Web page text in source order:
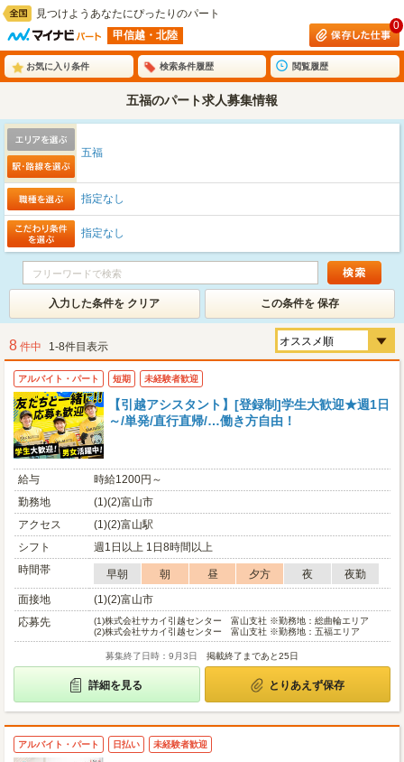
見つけようあなたにぴったりのパート
甲信越・北陸
0
お気に入り条件 検索条件履歴 閲覧履歴
五福のパート求人募集情報
五福
指定なし
指定なし
入力した条件を クリア この条件を 保存
8 件中 1-8件目表示
アルバイト・パート 短期 未経験者歓迎
【引越アシスタント】[登録制]学生大歓迎★週1日
～/単発/直行直帰/…働き方自由！
給与
時給1200円～
勤務地
(1)(2)富山市
アクセス
(1)(2)富山駅
シフト
週1日以上 1日8時間以上
時間帯
早朝 朝 昼 夕方 夜
夜勤
面接地
(1)(2)富山市
応募先
(1)株式会社サカイ引越センター 富山支社 ※勤務地：総曲輪エリア
(2)株式会社サカイ引越センター 富山支社 ※勤務地：五福エリア
募集終了日時：9月3日 掲載終了まであと25日
詳細を見る とりあえず保存
アルバイト・パート 日払い 未経験者歓迎